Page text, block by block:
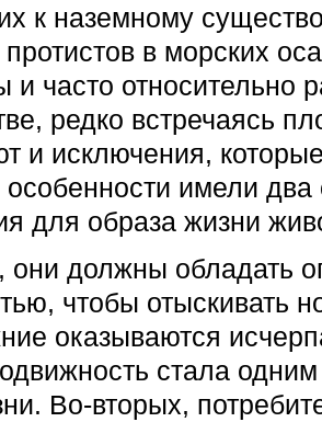
к наземному
протистов в морских
и часто относительно
редко встречаясь
и исключения,
имели
для образа жизни
они должны обладать
чтобы отыскивать
оказываются
стала
Во-вторых,